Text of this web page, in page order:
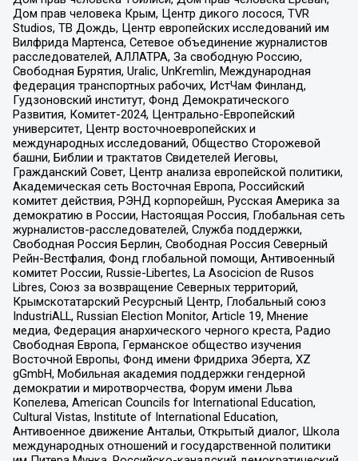
Дом прав человека Крым, Центр дикого лосося, TVR
Studios, ТВ Дождь, Центр европейских исследований им
Вилфрида Мартенса, Сетевое объединение журналистов
расследователей, АЛЛАТРА, За свободную Россию,
Свободная Бурятия, Uralic, UnKremlin, Международная
федерация транспортных рабочих, ИстЧам Финланд,
Гудзоновский институт, Фонд Демократического
Развития, Комитет-2024, Центрально-Европейский
университет, Центр восточноевропейских и
международных исследований, Общество Сторожевой
башни, Библии и трактатов Свидетелей Иеговы,
Гражданский Совет, Центр анализа европейской политики,
Академическая сеть Восточная Европа, Российский
комитет действия, РЭНД корпорейшн, Русская Америка за
демократию в России, Настоящая Россия, Глобальная сеть
журналистов-расследователей, Служба поддержки,
Свободная Россия Берлин, Свободная Россия Северный
Рейн-Вестфалия, Фонд глобальной помощи, Антивоенный
комитет России, Russie-Libertes, La Asocicion de Rusos
Libres, Союз за возвращение Северных территорий,
Крымскотатарский Ресурсный Центр, Глобальный союз
IndustriALL, Russian Election Monitor, Article 19, Мнение
медиа, Федерация анархического черного креста, Радио
Свободная Европа, Германское общество изучения
Восточной Европы, Фонд имени Фридриха Эберта, XZ
gGmbH, Мобильная академия поддержки гендерной
демократии и миротворчества, Форум имени Льва
Копелева, American Councils for International Education,
Cultural Vistas, Institute of International Education,
Антивоенное движение Антальи, Открытый диалог, Школа
международных отношений и государственной политики